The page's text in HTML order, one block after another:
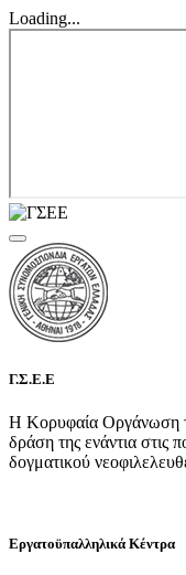
Loading...
Γ.Σ.Ε.Ε
Η Κορυφαία Οργάνωση
δράση της ενάντια στις
δογματικού
Εργατοϋπαλληλικά Κέντρα